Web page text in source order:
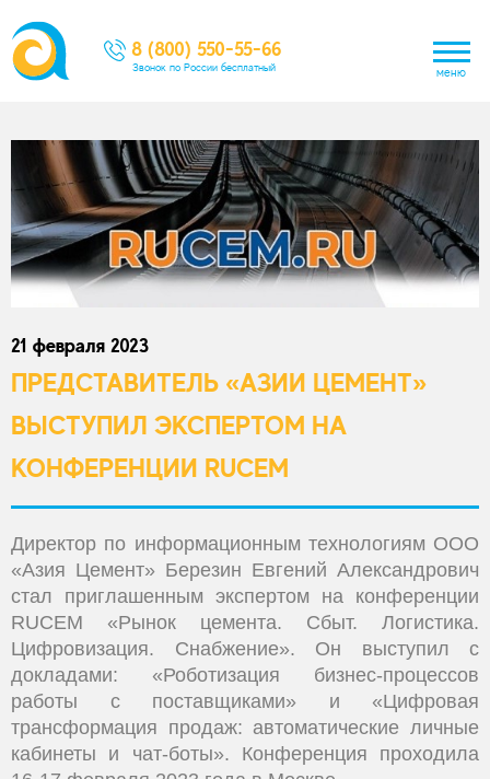
8 (800) 550-55-66
Звонок по России бесплатный меню
21 февраля 2023
ПРЕДСТАВИТЕЛЬ «АЗИИ ЦЕМЕНТ»
ВЫСТУПИЛ ЭКСПЕРТОМ НА
КОНФЕРЕНЦИИ RUCEM
Директор по информационным технологиям ООО
«Азия Цемент» Березин Евгений Александрович
стал приглашенным экспертом на конференции
RUCEM «Рынок цемента. Сбыт. Логистика.
Цифровизация. Снабжение». Он выступил с
докладами: «Роботизация бизнес-процессов
работы с поставщиками» и «Цифровая
трансформация продаж: автоматические личные
кабинеты и чат-боты». Конференция проходила